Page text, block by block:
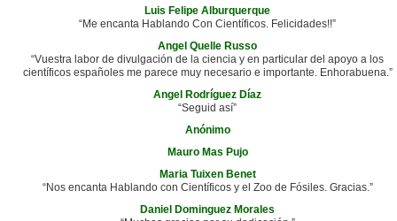
Luis Felipe Alburquerque
“Me encanta Hablando Con Científicos. Felicidades!!”
Angel Quelle Russo
“Vuestra labor de divulgación de la ciencia y en particular del apoyo a los
científicos españoles me parece muy necesario e importante. Enhorabuena.”
Angel Rodríguez Díaz
“Seguid así”
Anónimo
Mauro Mas Pujo
Maria Tuixen Benet
“Nos encanta Hablando con Científicos y el Zoo de Fósiles. Gracias.”
Daniel Dominguez Morales